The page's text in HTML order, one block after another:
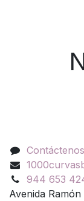
Contáctenos
944 653
Avenida